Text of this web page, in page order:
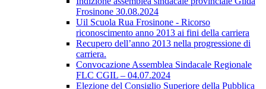
Frosinone 30.08.2024
Uil Scuola Rua Frosinone - Ricorso
riconoscimento anno 2013 ai fini della carriera
Recupero dell’anno 2013 nella progressione di
carriera.
Convocazione Assemblea Sindacale Regionale
FLC CGIL – 04.07.2024
Elezione del Consiglio Superiore della Pubblica